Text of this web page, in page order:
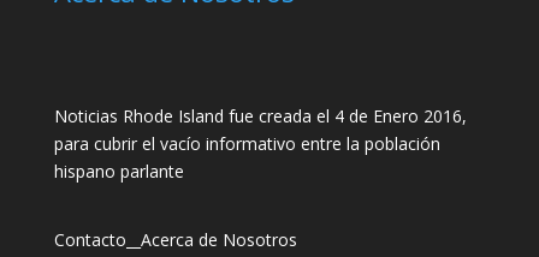
Noticias Rhode Island fue creada el 4 de Enero 2016,
para cubrir el vacío informativo entre la población
hispano parlante
Contacto Acerca de Nosotros